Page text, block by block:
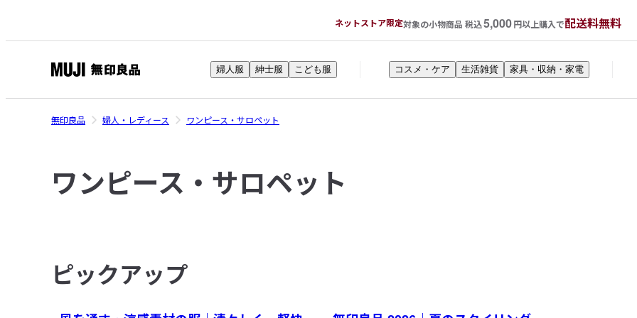
ネットストア限定対象の小物商品 税込5,000円以上購入で配送料無料
印
良
ッ
ト
婦人服 紳士服 こども服 コスメ・ケア 生活雑貨 家具・収納・家電
無印良品 婦人・レディース ワンピース・サロペット
ワンピース・サロペット
ピックアップ